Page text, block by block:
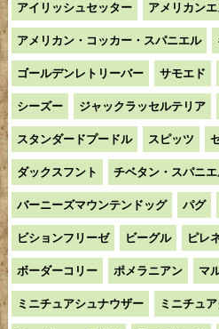
アイリッシュセッター アメリカン
アメリカン・コッカー・スパニエル
ゴールデンレトリーバー サモエド
シーズー ジャックラッセルテリア
スタンダードプードル スピッツ
ダックスフント チベタン・スパニ
バーニーズマウンテンドッグ パグ
ビションフリーゼ ビーグル ピレ
ボーダーコリー ポメラニアン マ
ミニチュアシュナウザー ミニチュ